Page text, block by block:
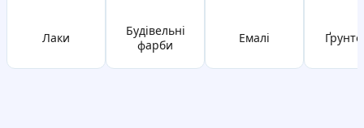
лаки
будівельні
фарби
емалі